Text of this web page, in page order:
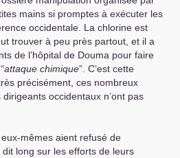
mains si promptes à exécuter les
occidentale. La chlorine est
trouver à peu près partout, et il a
de l’hôpital de Douma pour faire
attaque chimique”. C’est cette
précisément, ces nombreux
occidentaux n’ont pas
eux-mêmes aient refusé de
long sur les efforts de leurs